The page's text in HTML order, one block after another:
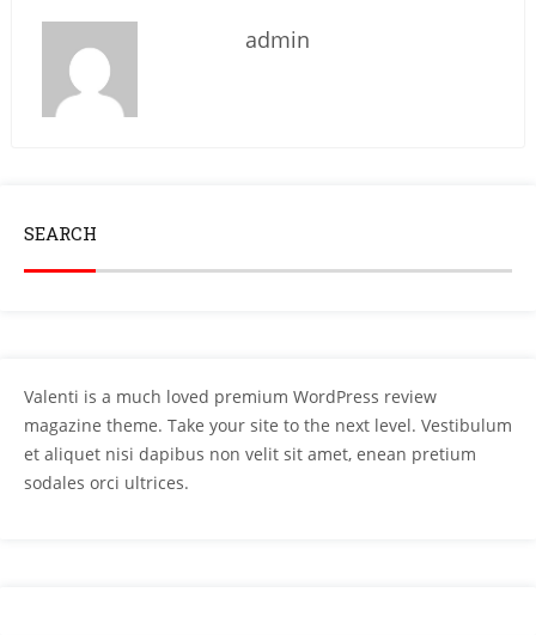
admin
SEARCH
Valenti is a much loved premium WordPress review
magazine theme. Take your site to the next level. Vestibulum
et aliquet nisi dapibus non velit sit amet, enean pretium
sodales orci ultrices.